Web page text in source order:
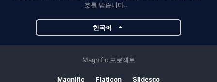
호를 받습니다..
한국어
Magnific 프로젝트
Magnific Flaticon Slidesgo